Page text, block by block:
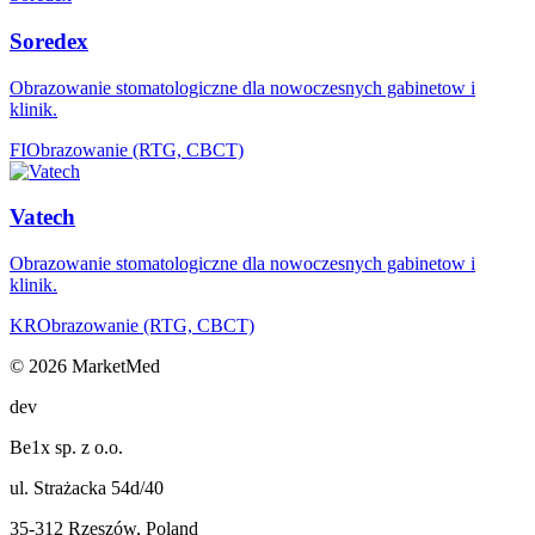
Soredex
Obrazowanie stomatologiczne dla nowoczesnych gabinetow i
klinik.
FIObrazowanie (RTG, CBCT)
Vatech
Obrazowanie stomatologiczne dla nowoczesnych gabinetow i
klinik.
KRObrazowanie (RTG, CBCT)
© 2026 MarketMed
dev
Be1x sp. z o.o.
ul. Strażacka 54d/40
35-312 Rzeszów, Poland